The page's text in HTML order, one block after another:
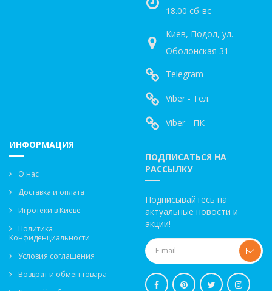
18.00 сб-вс
Киев, Подол, ул.
Оболонская 31
Telegram
Viber - Тел.
Viber - ПК
ИНФОРМАЦИЯ
О нас
Доставка и оплата
Игротеки в Киеве
Политика
Конфиденциальности
Условия соглашения
Возврат и обмен товара
ПОДПИСАТЬСЯ НА
РАССЫЛКУ
Подписывайтесь на
актуальные новости и
акции!